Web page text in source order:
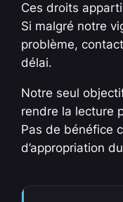
Ces droits
Si malgré notre
problème,
délai.
Notre seul
rendre la lecture
Pas de bénéfice
d’appropriation